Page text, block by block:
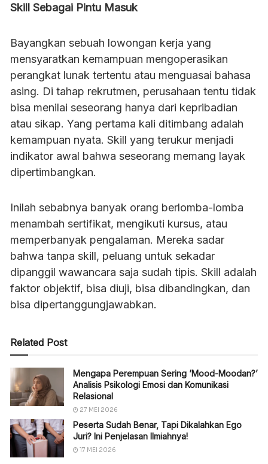
Skill Sebagai Pintu Masuk
Bayangkan sebuah lowongan kerja yang
mensyaratkan kemampuan mengoperasikan
perangkat lunak tertentu atau menguasai bahasa
asing. Di tahap rekrutmen, perusahaan tentu tidak
bisa menilai seseorang hanya dari kepribadian
atau sikap. Yang pertama kali ditimbang adalah
kemampuan nyata. Skill yang terukur menjadi
indikator awal bahwa seseorang memang layak
dipertimbangkan.
Inilah sebabnya banyak orang berlomba-lomba
menambah sertifikat, mengikuti kursus, atau
memperbanyak pengalaman. Mereka sadar
bahwa tanpa skill, peluang untuk sekadar
dipanggil wawancara saja sudah tipis. Skill adalah
faktor objektif, bisa diuji, bisa dibandingkan, dan
bisa dipertanggungjawabkan.
Related Post
Mengapa Perempuan Sering ‘Mood-Moodan?’
Analisis Psikologi Emosi dan Komunikasi
Relasional
27 MEI 2026
Peserta Sudah Benar, Tapi Dikalahkan Ego
Juri? Ini Penjelasan Ilmiahnya!
17 MEI 2026